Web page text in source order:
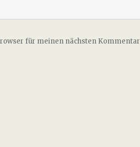
für meinen nächsten Kommentar